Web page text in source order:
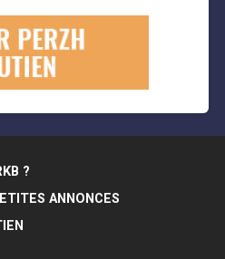
?
ANNONCES